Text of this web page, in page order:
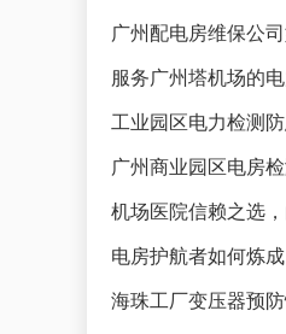
广州配电房维保公
服务广州塔机场的
工业园区电力检测
广州商业园区电房
机场医院信赖之选
电房护航者如何炼
海珠工厂变压器预